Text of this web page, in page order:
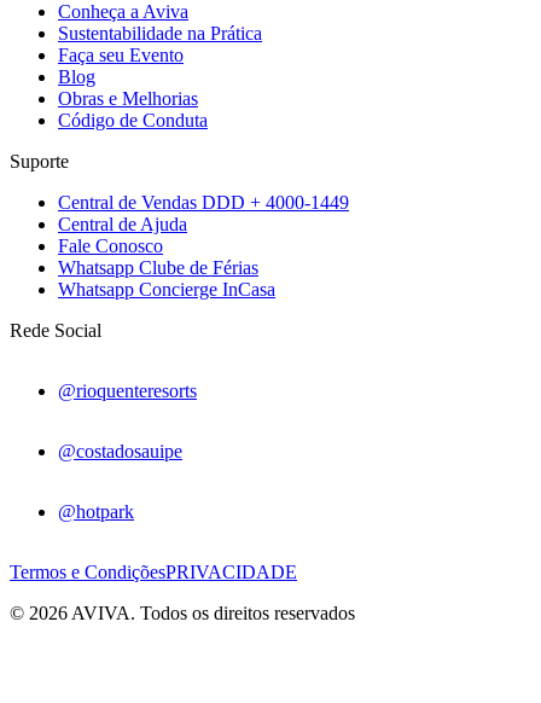
Conheça a Aviva
Sustentabilidade na Prática
Faça seu Evento
Blog
Obras e Melhorias
Código de Conduta
Suporte
Central de Vendas DDD + 4000-1449
Central de Ajuda
Fale Conosco
Whatsapp Clube de Férias
Whatsapp Concierge InCasa
Rede Social
@rioquenteresorts
@costadosauipe
@hotpark
Termos e CondiçõesPRIVACIDADE
© 2026 AVIVA. Todos os direitos reservados